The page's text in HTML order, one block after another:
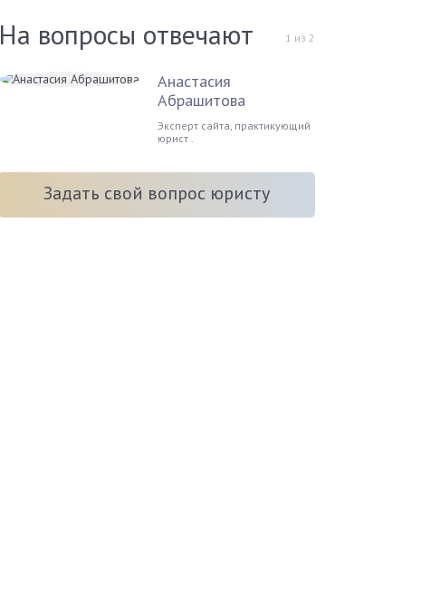
На вопросы отвечают 1 из 2
Анастасия
Абрашитова
Эксперт сайта, практикующий
юрист .
Задать свой вопрос юристу